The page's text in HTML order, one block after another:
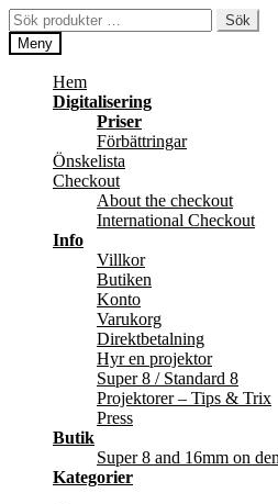
Hoppa
till
navigering
Hoppa
till
innehåll
Sök
efter:
Sök
Meny
Hem
Digitalisering
Priser
Förbättringar
Önskelista
Checkout
About the checkout
International Checkout
Info
Villkor
Butiken
Konto
Varukorg
Direktbetalning
Hyr en projektor
Super 8 / Standard 8
Projektorer – Tips & Trix
Press
Butik
Super 8 and 16mm on
Kategorier